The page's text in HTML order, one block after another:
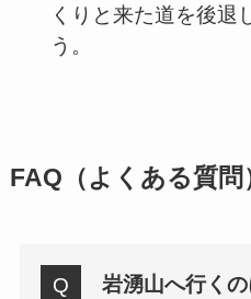
くりと来た道を後退
う。
FAQ（よくある質問
岩湧山へ行く